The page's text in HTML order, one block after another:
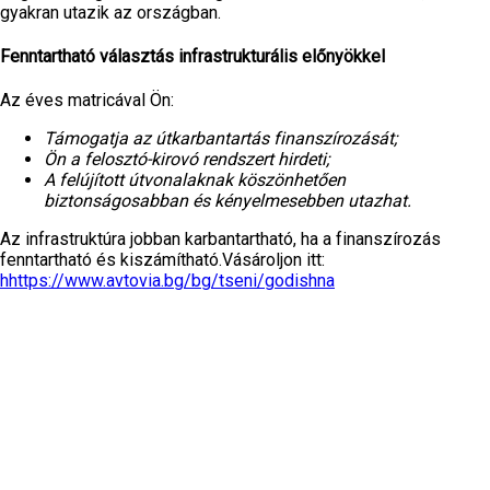
gyakran utazik az országban.
Fenntartható választás infrastrukturális előnyökkel
Az éves matricával Ön:
Támogatja az útkarbantartás finanszírozását;
Ön a felosztó-kirovó rendszert hirdeti;
A felújított útvonalaknak köszönhetően
biztonságosabban és kényelmesebben utazhat.
Az infrastruktúra jobban karbantartható, ha a finanszírozás
fenntartható és kiszámítható.Vásároljon itt:
hhttps://www.avtovia.bg/bg/tseni/godishna